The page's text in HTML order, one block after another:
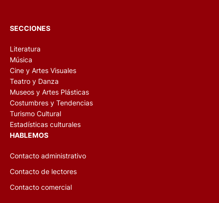
SECCIONES
Literatura
Música
Cine y Artes Visuales
Teatro y Danza
Museos y Artes Plásticas
Costumbres y Tendencias
Turismo Cultural
Estadísticas culturales
HABLEMOS
Contacto administrativo
Contacto de lectores
Contacto comercial